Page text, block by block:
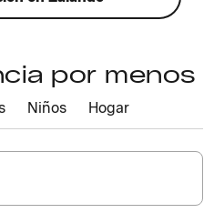
por menos
Niños Hogar